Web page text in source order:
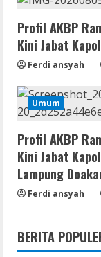
Profil AKBP
Kini Jabat
Ferdi ansyah
Umum
Profil AKBP
Kini Jabat
Lampung
Ferdi ansyah
BERITA
4
5
1